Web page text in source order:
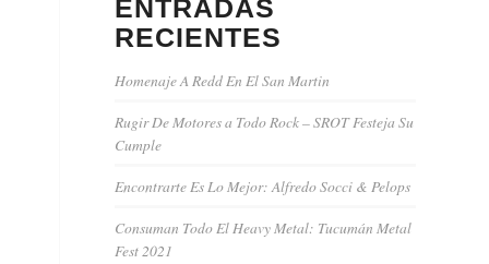
ENTRADAS
RECIENTES
Homenaje A Redd En El San Martin
Rugir De Motores a Todo Rock – SROT Festeja Su
Cumple
Encontrarte Es Lo Mejor: Alfredo Socci & Pelops
Consuman Todo El Heavy Metal: Tucumán Metal
Fest 2021